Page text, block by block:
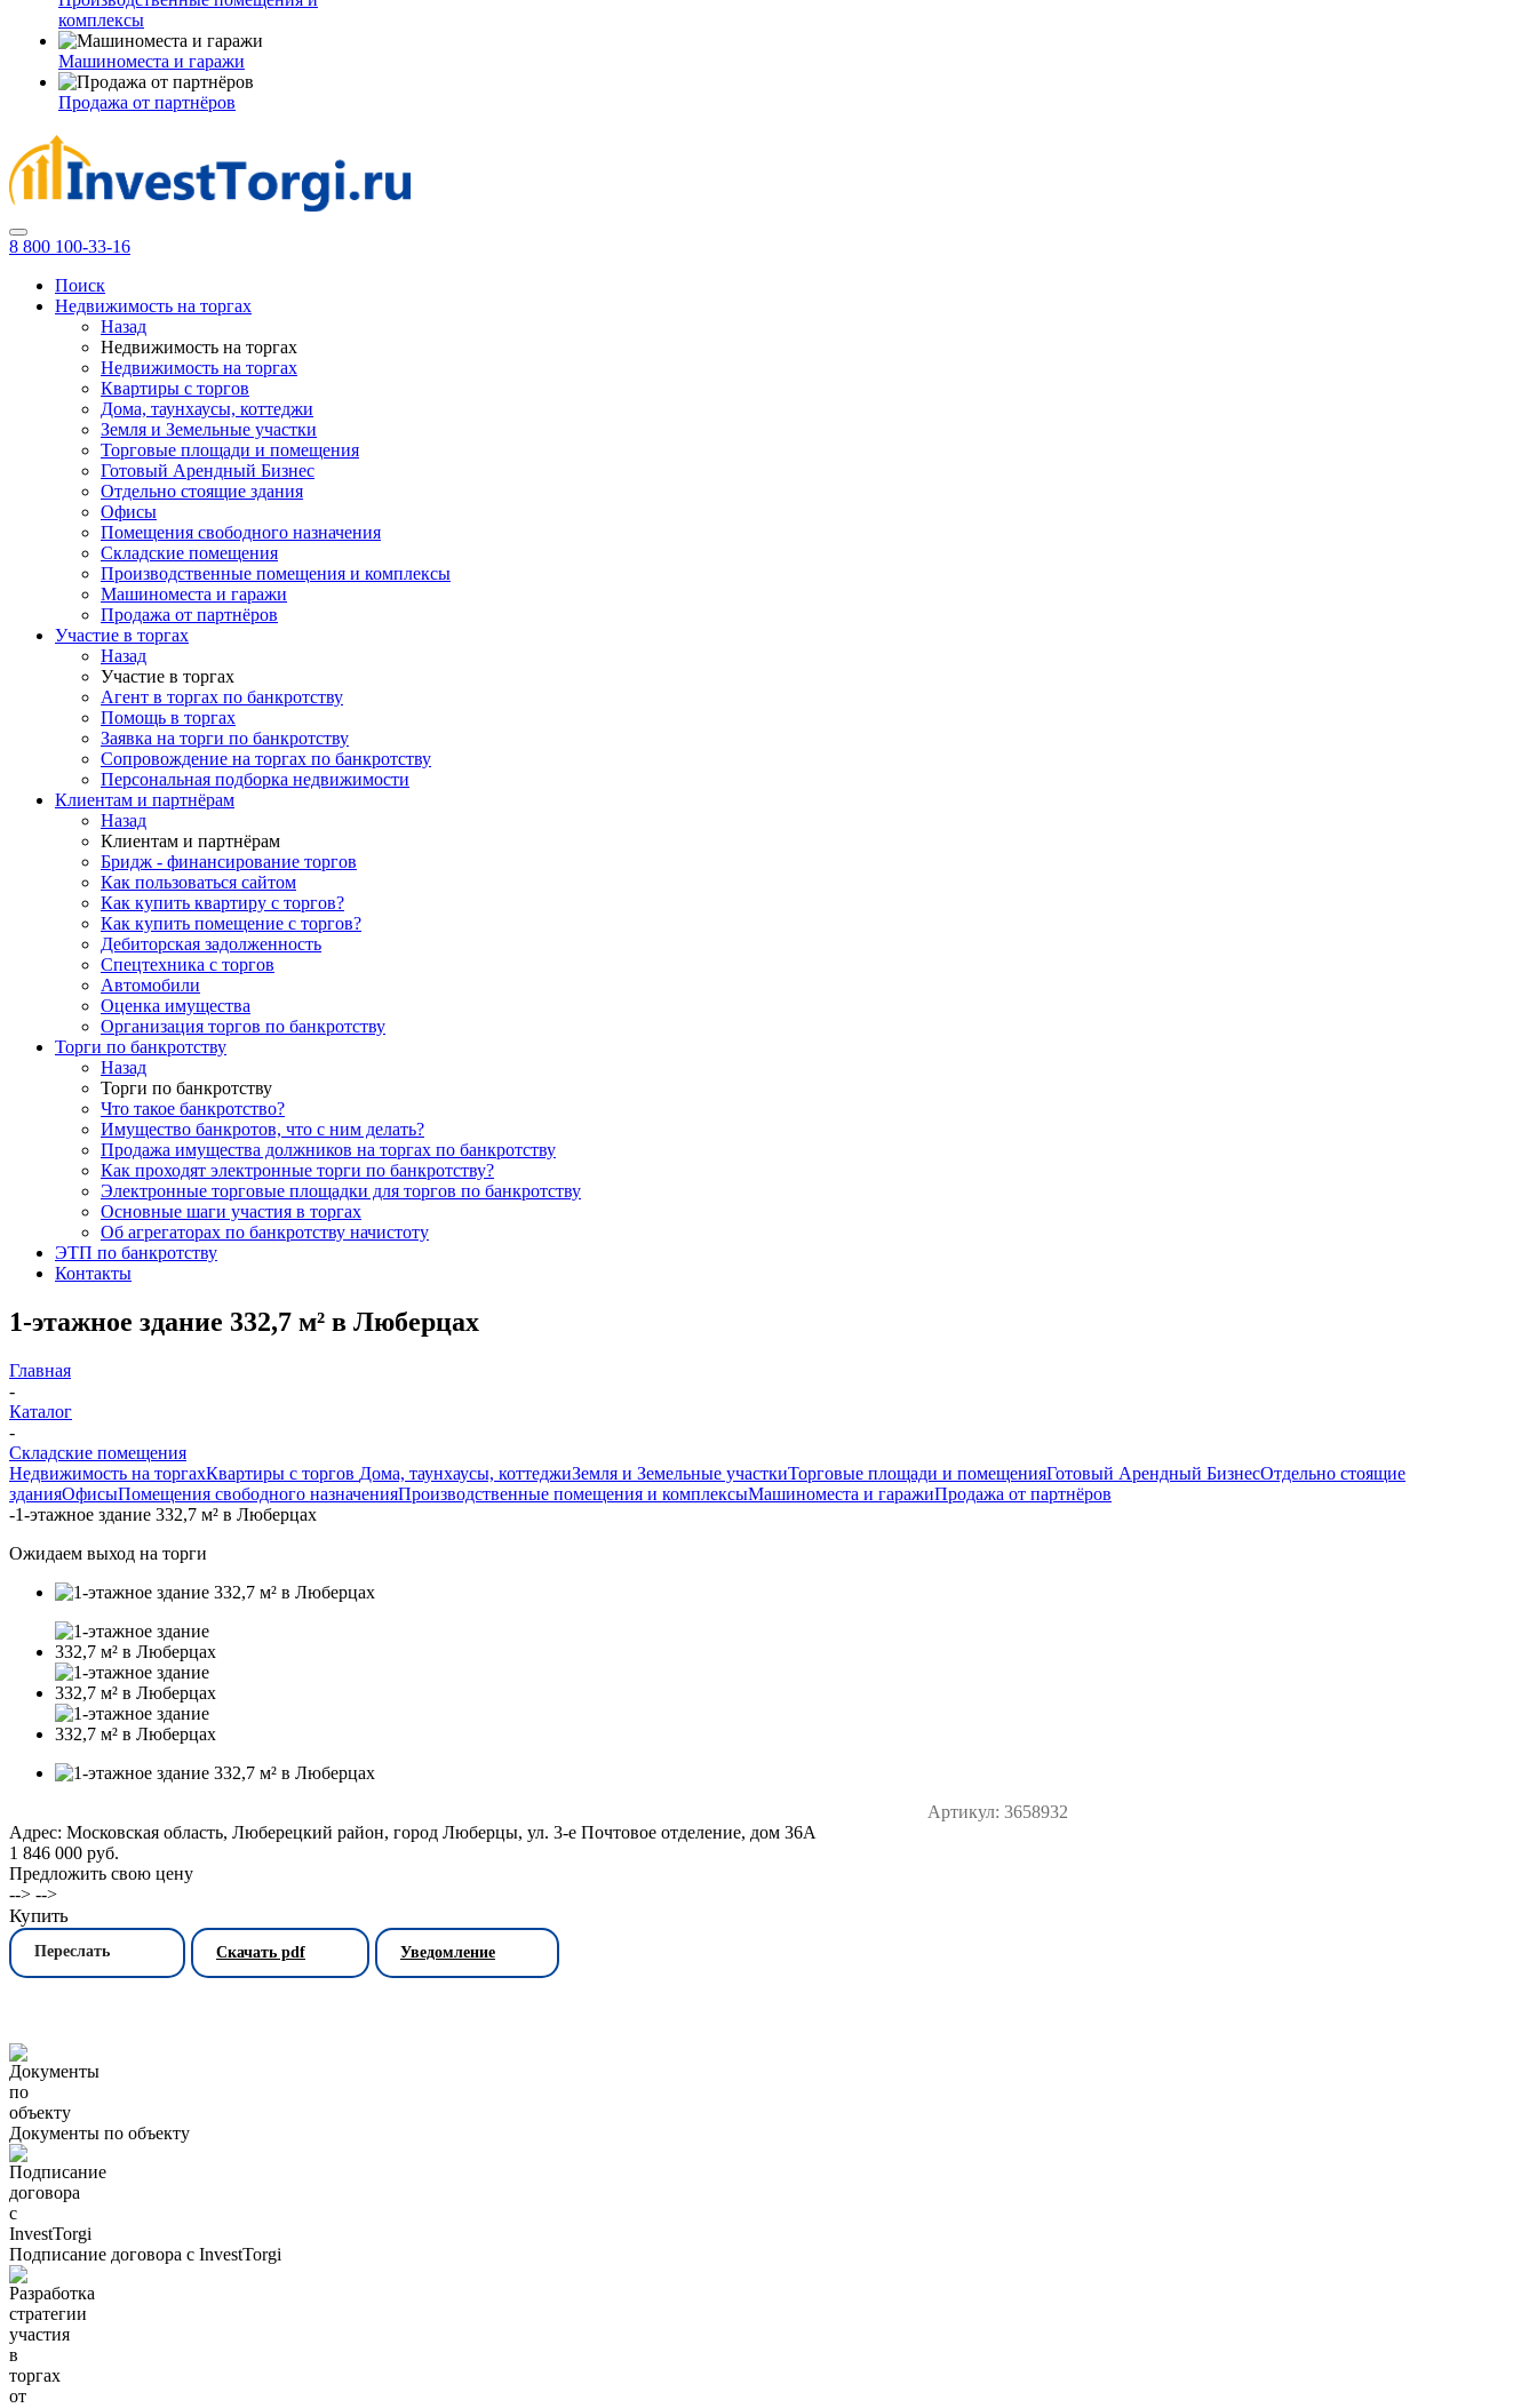
комплексы
Машиноместа и гаражи
Продажа от партнёров
8 800 100-33-16
Поиск
Недвижимость на торгах
Назад
Недвижимость на торгах
Недвижимость на торгах
Квартиры с торгов
Дома, таунхаусы, коттеджи
Земля и Земельные участки
Торговые площади и помещения
Готовый Арендный Бизнес
Отдельно стоящие здания
Офисы
Помещения свободного назначения
Складские помещения
Производственные помещения и комплексы
Машиноместа и гаражи
Продажа от партнёров
Участие в торгах
Назад
Участие в торгах
Агент в торгах по банкротству
Помощь в торгах
Заявка на торги по банкротству
Сопровождение на торгах по банкротству
Персональная подборка недвижимости
Клиентам и партнёрам
Назад
Клиентам и партнёрам
Бридж - финансирование торгов
Как пользоваться сайтом
Как купить квартиру с торгов?
Как купить помещение с торгов?
Дебиторская задолженность
Спецтехника с торгов
Автомобили
Оценка имущества
Организация торгов по банкротству
Торги по банкротству
Назад
Торги по банкротству
Что такое банкротство?
Имущество банкротов, что с ним делать?
Продажа имущества должников на торгах по банкротству
Как проходят электронные торги по банкротству?
Электронные торговые площадки для торгов по банкротству
Основные шаги участия в торгах
Об агрегаторах по банкротству начистоту
ЭТП по банкротству
Контакты
1-этажное здание 332,7 м² в Люберцах
Главная
-
Каталог
-
Складские помещения
Недвижимость на торгахКвартиры с торгов Дома, таунхаусы, коттеджиЗемля и Земельные участкиТорговые площади и помещенияГотовый Арендный БизнесОтдельно стоящие
зданияОфисыПомещения свободного назначенияПроизводственные помещения и комплексыМашиноместа и гаражиПродажа от партнёров
-1-этажное здание 332,7 м² в Люберцах
Ожидаем выход на торги
Артикул: 3658932
Адрес: Московская область, Люберецкий район, город Люберцы, ул. 3-е Почтовое отделение, дом 36А
1 846 000 руб.
Предложить свою цену
--> -->
Купить
Переслать Скачать pdf Уведомление
Документы по объекту
Подписание договора с InvestTorgi